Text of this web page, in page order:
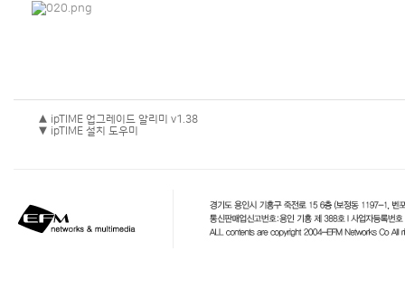
▲ ipTIME 업그레이드 알리미 v1.38
▼ ipTIME 설치 도우미